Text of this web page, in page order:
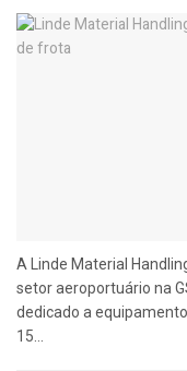
A Linde Material
setor aeroportuário na
dedicado a
15...